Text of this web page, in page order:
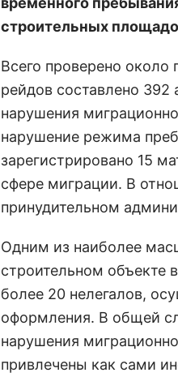
строительных
Всего проверено около
рейдов составлено
нарушения
нарушение режима
зарегистрировано 15
сфере миграции. В
принудительном
Одним из наиболее
строительном объекте
более 20 нелегалов,
оформления. В общей
нарушения
привлечены как сами